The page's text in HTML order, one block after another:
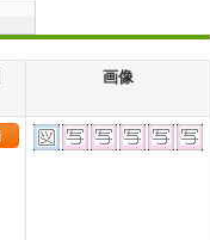
画像